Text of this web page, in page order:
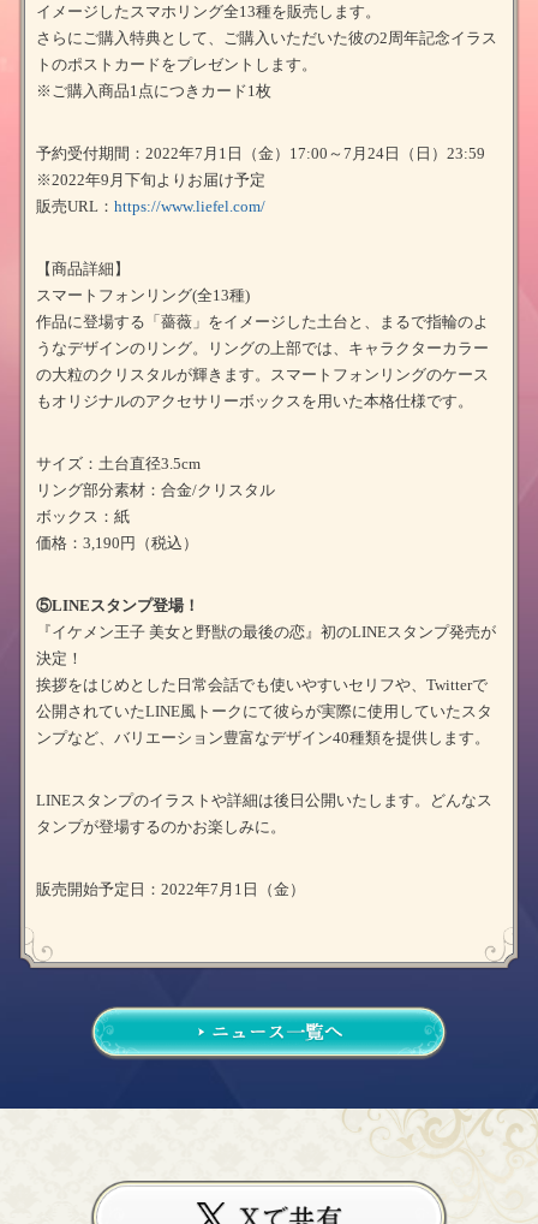
イメージしたスマホリング全13種を販売します。
さらにご購入特典として、ご購入いただいた彼の2周年記念イラス
トのポストカードをプレゼントします。
※ご購入商品1点につきカード1枚
予約受付期間：2022年7月1日（金）17:00～7月24日（日）23:59
※2022年9月下旬よりお届け予定
販売URL： https://www.liefel.com/
【商品詳細】
スマートフォンリング(全13種)
作品に登場する「薔薇」をイメージした土台と、まるで指輪のよ
うなデザインのリング。リングの上部では、キャラクターカラー
の大粒のクリスタルが輝きます。スマートフォンリングのケース
もオリジナルのアクセサリーボックスを用いた本格仕様です。
サイズ：土台直径3.5cm
リング部分素材：合金/クリスタル
ボックス：紙
価格：3,190円（税込）
⑤LINEスタンプ登場！
『イケメン王子 美女と野獣の最後の恋』初のLINEスタンプ発売が
決定！
挨拶をはじめとした日常会話でも使いやすいセリフや、Twitterで
公開されていたLINE風トークにて彼らが実際に使用していたスタ
ンプなど、バリエーション豊富なデザイン40種類を提供します。
LINEスタンプのイラストや詳細は後日公開いたします。どんなス
タンプが登場するのかお楽しみに。
販売開始予定日：2022年7月1日（金）